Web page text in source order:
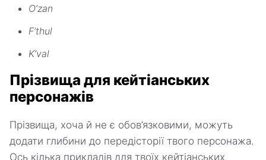
O’zan
F’thul
K’val
Прізвища для кейтіанських
персонажів
Прізвища, хоча й не є обов’язковими, можуть
додати глибини до передісторії твого персонажа.
Ось кілька прикладів для твоїх кейтіанських